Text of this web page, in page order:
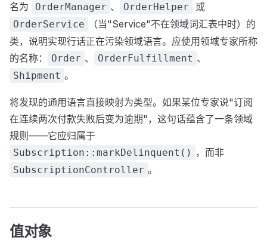
名为 OrderManager 、 OrderHelper 或
OrderService
（当"Service"不在领域词汇表中时）的
类，说明实现行话正在污染领域语言。应使用领域专家所称
的名称：
Order 、 OrderFulfillment 、
Shipment 。
将发现的通用语言直接映射为类型。如果某位专家说"订阅
在连续两次付款失败后变为逾期"，这句话蕴含了一条领域
规则——它应归属于
Subscription::markDelinquent() ，而非
SubscriptionController 。
值对象